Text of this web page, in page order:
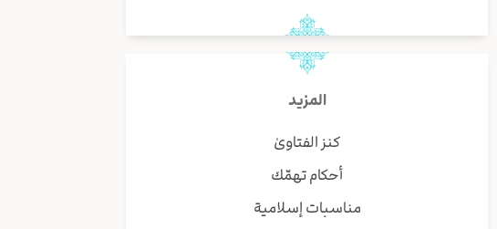
المزيد
كنز الفتاوىٰ
أحكام تهمّك
مناسبات إسلامية